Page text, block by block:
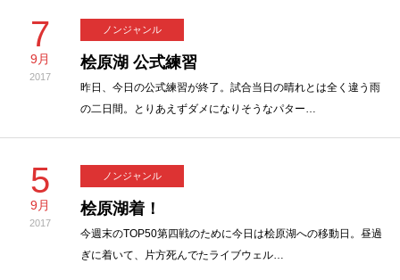
7
9月
2017
ノンジャンル
桧原湖 公式練習
昨日、今日の公式練習が終了。試合当日の晴れとは全く違う雨
の二日間。とりあえずダメになりそうなパター…
5
9月
2017
ノンジャンル
桧原湖着！
今週末のTOP50第四戦のために今日は桧原湖への移動日。昼過
ぎに着いて、片方死んでたライブウェル…